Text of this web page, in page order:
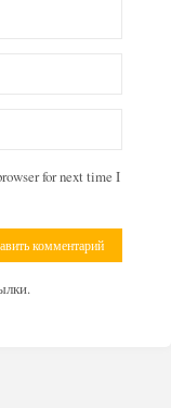
for next time I